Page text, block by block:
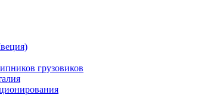
грузовиков